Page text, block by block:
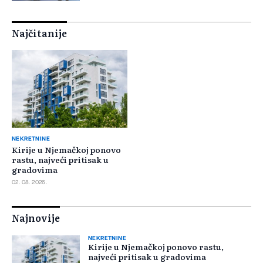
Najčitanije
NEKRETNINE
Kirije u Njemačkoj ponovo
rastu, najveći pritisak u
gradovima
02. 08. 2026.
Najnovije
NEKRETNINE
Kirije u Njemačkoj ponovo rastu,
najveći pritisak u gradovima